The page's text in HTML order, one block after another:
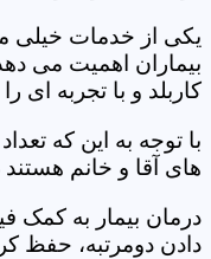
بیماران اهمیت می
کاربلد و با تجربه
با توجه به این که
های آقا و خانم هستند در تمام نقاط منطقه 9 تهران و بعضی از
درمان بیمار به کمک
دادن دومرتبه، حفظ